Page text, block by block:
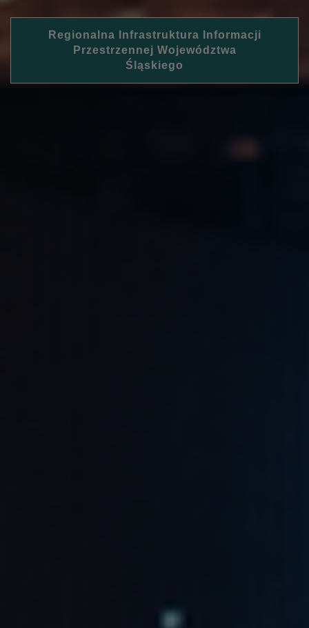
Regionalna Infrastruktura Informacji
Przestrzennej Województwa
Śląskiego